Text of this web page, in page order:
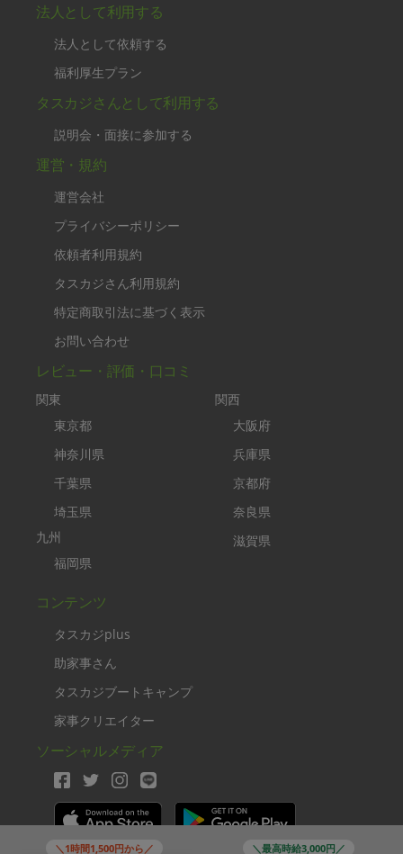
＼1時間1,500円から／ ＼最高時給3,000円／
法人として利用する
法人として依頼する
福利厚生プラン
タスカジさんとして利用する
説明会・面接に参加する
運営・規約
運営会社
プライバシーポリシー
依頼者利用規約
タスカジさん利用規約
特定商取引法に基づく表示
お問い合わせ
レビュー・評価・口コミ
関東
東京都
神奈川県
千葉県
埼玉県
九州
福岡県
関西
大阪府
兵庫県
京都府
奈良県
滋賀県
コンテンツ
タスカジplus
助家事さん
タスカジブートキャンプ
家事クリエイター
ソーシャルメディア